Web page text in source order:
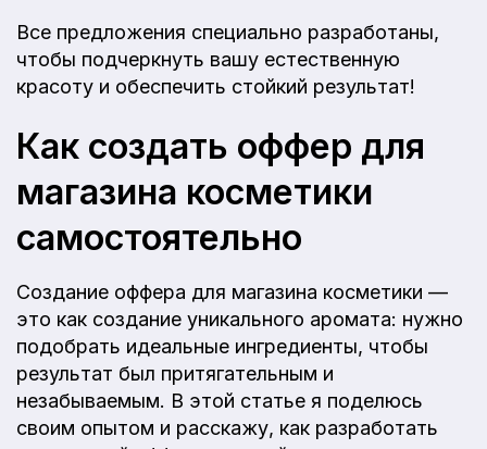
Все предложения специально разработаны,
чтобы подчеркнуть вашу естественную
красоту и обеспечить стойкий результат!
Как создать оффер для
магазина косметики
самостоятельно
Создание оффера для магазина косметики —
это как создание уникального аромата: нужно
подобрать идеальные ингредиенты, чтобы
результат был притягательным и
незабываемым. В этой статье я поделюсь
своим опытом и расскажу, как разработать